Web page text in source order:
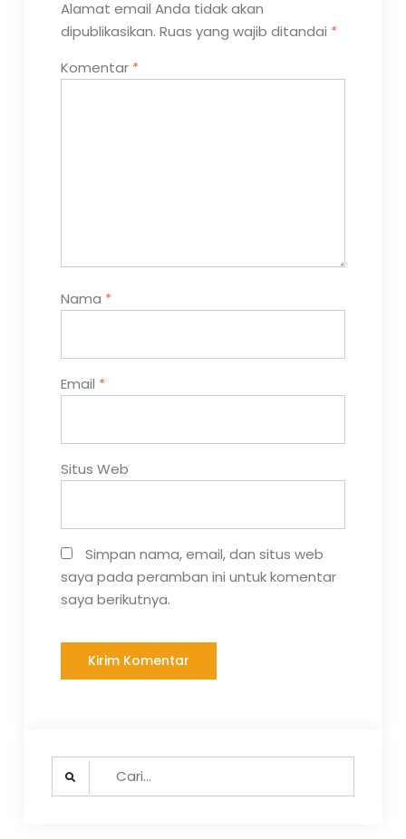
Alamat email Anda tidak akan
dipublikasikan. Ruas yang wajib ditandai *
Komentar *
Nama *
Email *
Situs Web
Simpan nama, email, dan situs web
saya pada peramban ini untuk komentar
saya berikutnya.
Search